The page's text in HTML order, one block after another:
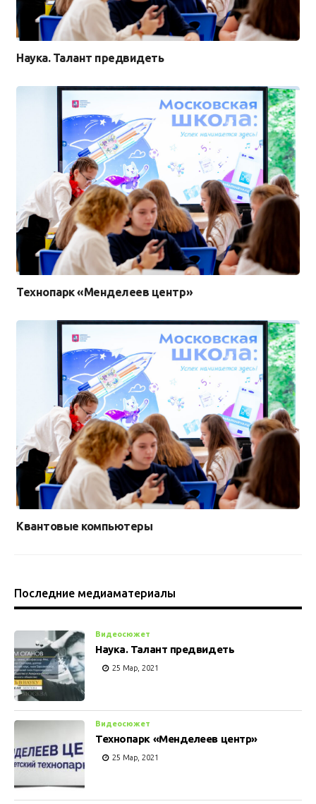
Наука. Талант предвидеть
Технопарк «Менделеев центр»
Квантовые компьютеры
Последние медиаматериалы
Видеосюжет
Наука. Талант предвидеть
25 Мар, 2021
Видеосюжет
Технопарк «Менделеев центр»
25 Мар, 2021